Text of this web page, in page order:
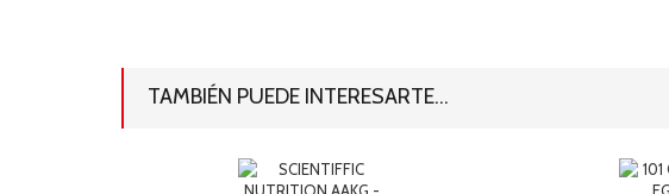
TAMBIÉN PUEDE INTERESARTE...